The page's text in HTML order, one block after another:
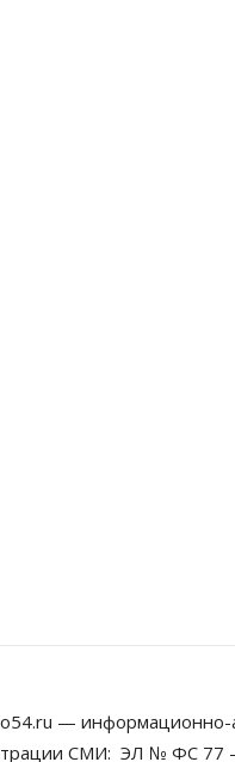
— информационно-
СМИ: ЭЛ № ФС 77